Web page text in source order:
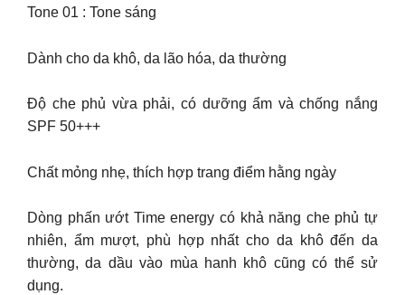
Tone 01 : Tone sáng
Dành cho da khô, da lão hóa, da thường
Độ che phủ vừa phải, có dưỡng ẩm và chống nắng
SPF 50+++
Chất mỏng nhẹ, thích hợp trang điểm hằng ngày
Dòng phấn ướt Time energy có khả năng che phủ tự
nhiên, ẩm mượt, phù hợp nhất cho da khô đến da
thường, da dầu vào mùa hanh khô cũng có thể sử
dụng.